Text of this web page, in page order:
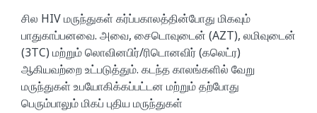
சில HIV மருந்துகள் கர்ப்பகாலத்தின்போது மிகவும்
பாதுகாப்பனவை. அவை, சைடொவுடைன் (AZT), லமிவுடைன்
(3TC) மற்றும் லொவினபிர்/ரிடொனவிர் (கலெட்ர)
ஆகியவற்றை உட்படுத்தும். கடந்த காலங்களில் வேறு
மருந்துகள் உபயோகிக்கப்பட்டன மற்றும் தற்போது
பெரும்பாலும் மிகப் புதிய மருந்துகள்